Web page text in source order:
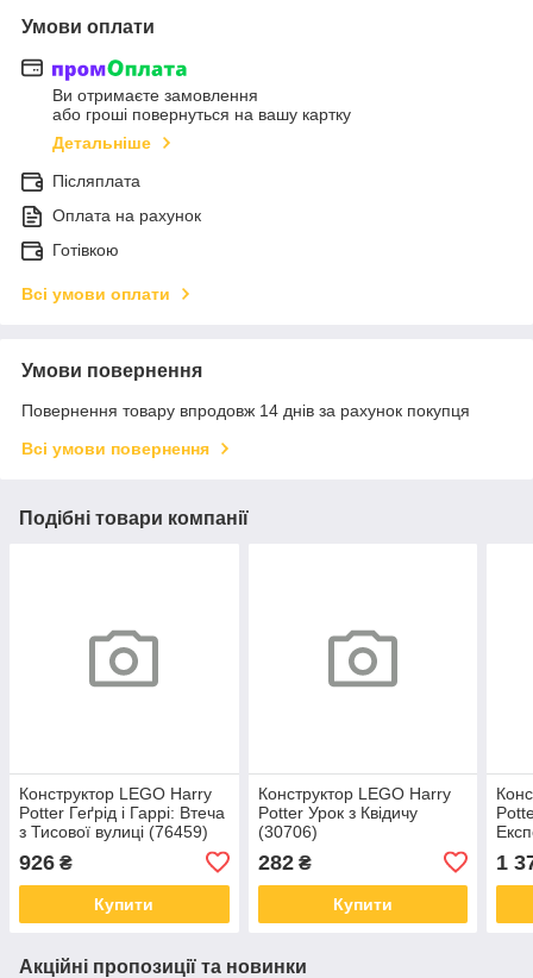
Умови оплати
Ви отримаєте замовлення
або гроші повернуться на вашу картку
Детальніше
Післяплата
Оплата на рахунок
Готівкою
Всі умови оплати
Умови повернення
Повернення товару впродовж 14 днів за рахунок покупця
Всі умови повернення
Подібні товари компанії
Конструктор LEGO Harry
Potter Геґрід і Гаррі: Втеча
з Тисової вулиці (76459)
926 ₴
Купити
Конструктор LEGO Harry
Potter Урок з Квідичу
(30706)
282₴
Купити
1
Акційні пропозиції та новинки